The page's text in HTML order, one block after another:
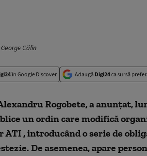
Călin
în Google Discover Adaugă Digi24ca sursă
Rogobete, a anunţat,
un ordin care modifică
ATI , introducând o serie de
De asemenea, apare